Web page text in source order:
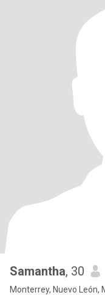
Samantha, 30
Monterrey, Nuevo León,